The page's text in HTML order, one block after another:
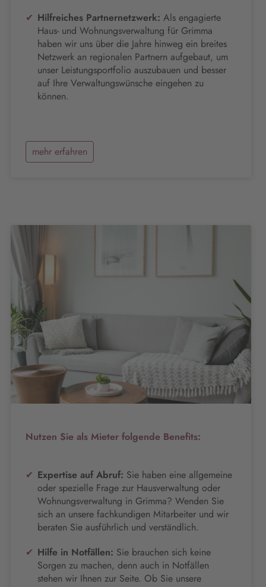
Hilfreiches Partnernetzwerk: Als engagierte
Haus- und Wohnungsverwaltung für Grimma
haben wir uns über die Jahre hinweg ein breites
Netzwerk an regionalen Partnern aufgebaut, um
unser Leistungsportfolio auszubauen und besser
auf Ihre Verwaltungswünsche eingehen zu
können.
mehr erfahren
Nutzen Sie als Mieter folgende Benefits:
Expertise auf Abruf: Sie haben eine allgemeine
oder spezielle Frage zur Hausverwaltung oder
Wohnungsverwaltung in Grimma? Wenden Sie
sich an unsere fachkundigen Mitarbeiter und wir
beraten Sie ausführlich und verständlich.
Hilfe in Notfällen: Sie brauchen sich keine
Sorgen zu machen, denn auch in Notfällen
stehen wir Ihnen zur Seite. Ob Sie unsere